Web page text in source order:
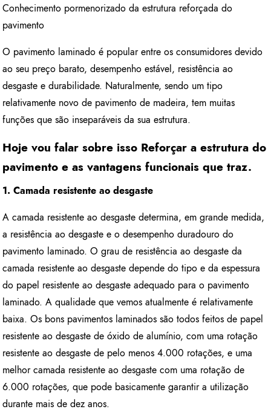
Conhecimento pormenorizado da estrutura reforçada do
pavimento
O pavimento laminado é popular entre os consumidores devido
ao seu preço barato, desempenho estável, resistência ao
desgaste e durabilidade. Naturalmente, sendo um tipo
relativamente novo de pavimento de madeira, tem muitas
funções que são inseparáveis da sua estrutura.
Hoje vou falar sobre isso Reforçar a estrutura do
pavimento e as vantagens funcionais que traz.
1. Camada resistente ao desgaste
A camada resistente ao desgaste determina, em grande medida,
a resistência ao desgaste e o desempenho duradouro do
pavimento laminado. O grau de resistência ao desgaste da
camada resistente ao desgaste depende do tipo e da espessura
do papel resistente ao desgaste adequado para o pavimento
laminado. A qualidade que vemos atualmente é relativamente
baixa. Os bons pavimentos laminados são todos feitos de papel
resistente ao desgaste de óxido de alumínio, com uma rotação
resistente ao desgaste de pelo menos 4.000 rotações, e uma
melhor camada resistente ao desgaste com uma rotação de
6.000 rotações, que pode basicamente garantir a utilização
durante mais de dez anos.